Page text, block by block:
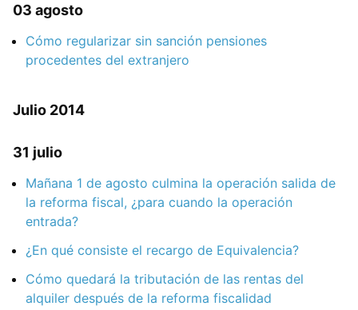
03 agosto
Cómo regularizar sin sanción pensiones
procedentes del extranjero
Julio 2014
31 julio
Mañana 1 de agosto culmina la operación salida de
la reforma fiscal, ¿para cuando la operación
entrada?
¿En qué consiste el recargo de Equivalencia?
Cómo quedará la tributación de las rentas del
alquiler después de la reforma fiscalidad